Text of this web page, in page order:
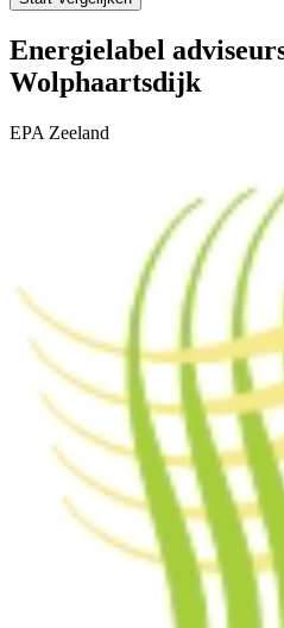
Energielabel
Wolphaartsdijk
EPA Zeeland